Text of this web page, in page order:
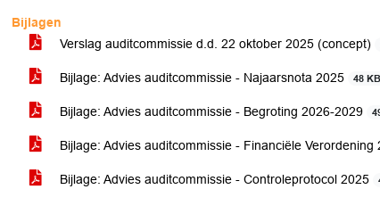
Bijlagen
Verslag auditcommissie d.d. 22 oktober 2025 (concept)
Bijlage: Advies auditcommissie - Najaarsnota 2025 48 KB
Bijlage: Advies auditcommissie - Begroting 2026-2029
Bijlage: Advies auditcommissie - Financiële
Bijlage: Advies auditcommissie - Controleprotocol 2025